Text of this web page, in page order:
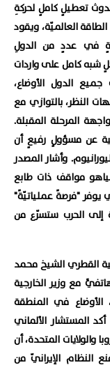
تعطيلٍ كاملٍ لحركةِ
العالميّة، ويقود
في عددٍ من الدولِ
شبه كامل على واردات
جميع الدول الأوضاع،
النظر، بالتوازي مع
المرحلة المقبلة.
القناة "13" الإسرائيلية عن مسؤولٍ رفيعٍ أن
وأشار المصدر
مواقف ذات طابع
يوفر "فرصةً عملياتيّةً"
إلى الحرب ستسرّع من
القطري الشيخ محمد
مع وزير الخارجية
في المنطقة
المستشار الألماني
والولايات المتحدة، أن
النظام الإيرانيّ من